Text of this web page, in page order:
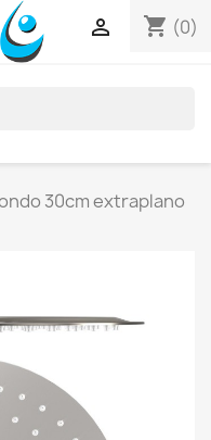
shopping_cart (0)

30cm extraplano